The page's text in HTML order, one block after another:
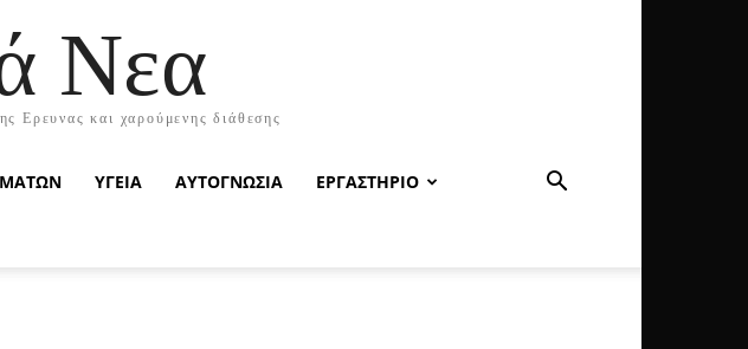
Νεα
Ερευνας και χαρούμενης διάθεσης
ΥΓΕΙΑ ΑΥΤΟΓΝΩΣΙΑ ΕΡΓΑΣΤΗΡΙΟ